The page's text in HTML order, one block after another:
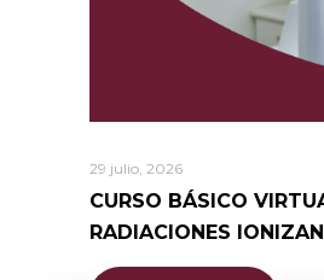
29 julio, 2026
CURSO BÁSICO
RADIACIONES